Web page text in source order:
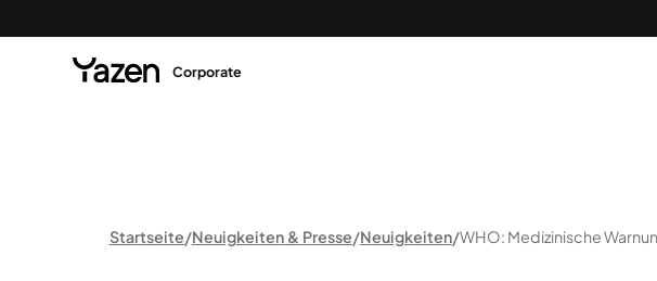
Corporate
Startseite Neuigkeiten & Presse Neuigkeiten